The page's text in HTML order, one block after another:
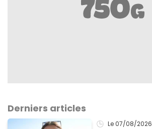
Derniers articles
Le 07/08/2026